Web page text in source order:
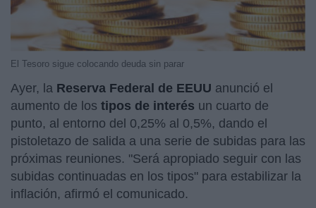
El Tesoro sigue colocando deuda sin parar
Ayer, la Reserva Federal de EEUU anunció el
aumento de los tipos de interés un cuarto de
punto, al entorno del 0,25% al 0,5%, dando el
pistoletazo de salida a una serie de subidas para las
próximas reuniones. "Será apropiado seguir con las
subidas continuadas en los tipos" para estabilizar la
inflación, afirmó el comunicado.